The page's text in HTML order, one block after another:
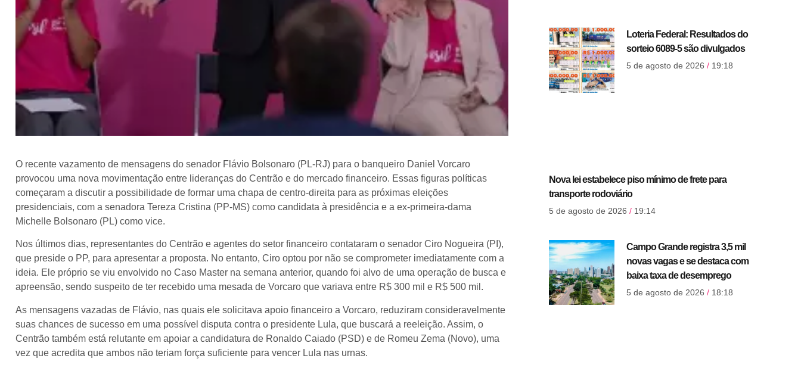
O recente vazamento de mensagens do senador Flávio Bolsonaro (PL-RJ) para o banqueiro Daniel Vorcaro
provocou uma nova movimentação entre lideranças do Centrão e do mercado financeiro. Essas figuras políticas
começaram a discutir a possibilidade de formar uma chapa de centro-direita para as próximas eleições
presidenciais, com a senadora Tereza Cristina (PP-MS) como candidata à presidência e a ex-primeira-dama
Michelle Bolsonaro (PL) como vice.
Nos últimos dias, representantes do Centrão e agentes do setor financeiro contataram o senador Ciro Nogueira (PI),
que preside o PP, para apresentar a proposta. No entanto, Ciro optou por não se comprometer imediatamente com a
ideia. Ele próprio se viu envolvido no Caso Master na semana anterior, quando foi alvo de uma operação de busca e
apreensão, sendo suspeito de ter recebido uma mesada de Vorcaro que variava entre R$ 300 mil e R$ 500 mil.
As mensagens vazadas de Flávio, nas quais ele solicitava apoio financeiro a Vorcaro, reduziram consideravelmente
suas chances de sucesso em uma possível disputa contra o presidente Lula, que buscará a reeleição. Assim, o
Centrão também está relutante em apoiar a candidatura de Ronaldo Caiado (PSD) e de Romeu Zema (Novo), uma
vez que acredita que ambos não teriam força suficiente para vencer Lula nas urnas.
Loteria Federal: Resultados do
sorteio 6089-5 são divulgados
5 de agosto de 2026 19:18
Nova lei estabelece piso mínimo de frete para
transporte rodoviário
5 de agosto de 2026 19:14
Campo Grande registra 3,5 mil
novas vagas e se destaca com
baixa taxa de desemprego
5 de agosto de 2026 18:18